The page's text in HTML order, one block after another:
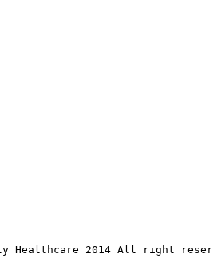
Healthcare 2014 All right